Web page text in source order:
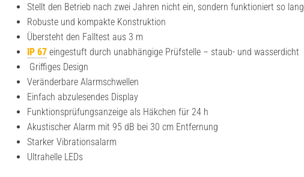
Stellt den Betrieb nach zwei Jahren nicht ein, sondern funktioniert so
Robuste und kompakte Konstruktion
Übersteht den Falltest aus 3 m
IP 67 eingestuft durch unabhängige Prüfstelle – staub- und wasserdicht
Griffiges Design
Veränderbare Alarmschwellen
Einfach abzulesendes Display
Funktionsprüfungsanzeige als Häkchen für 24 h
Akustischer Alarm mit 95 dB bei 30 cm Entfernung
Starker Vibrationsalarm
Ultrahelle LEDs